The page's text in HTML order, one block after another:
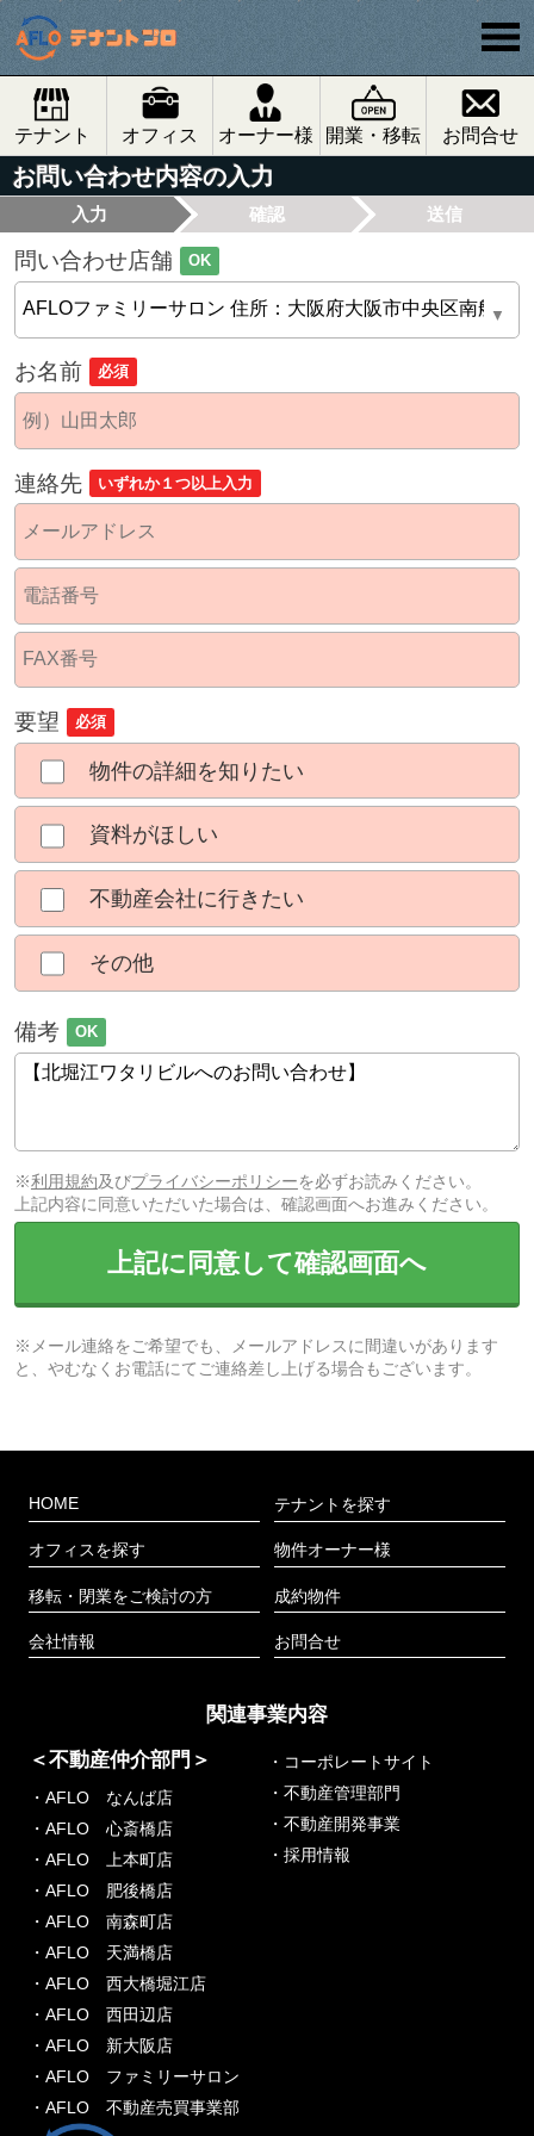
テナント オフィス オーナー様 開業・移転 お問合せ
お問い合わせ内容の入力
入力 確認 送信
問い合わせ店舗 OK
お名前 必須
連絡先 いずれか１つ以上入力
要望 必須
物件の詳細を知りたい
資料がほしい
不動産会社に行きたい
その他
備考 OK
※利用規約及びプライバシーポリシーを必ずお読みください。
上記内容に同意いただいた場合は、確認画面へお進みください。
上記に同意して確認画面へ
※メール連絡をご希望でも、メールアドレスに間違いがあります
と、やむなくお電話にてご連絡差し上げる場合もございます。
HOME
オフィスを探す
移転・閉業をご検討の方
会社情報
テナントを探す
物件オーナー様
成約物件
お問合せ
関連事業内容
＜不動産仲介部門＞
・AFLO なんば店
・AFLO 心斎橋店
・AFLO 上本町店
・AFLO 肥後橋店
・AFLO 南森町店
・AFLO 天満橋店
・AFLO 西大橋堀江店
・AFLO 西田辺店
・AFLO 新大阪店
・AFLO ファミリーサロン
・AFLO 不動産売買事業部
・コーポレートサイト
・不動産管理部門
・不動産開発事業
・採用情報